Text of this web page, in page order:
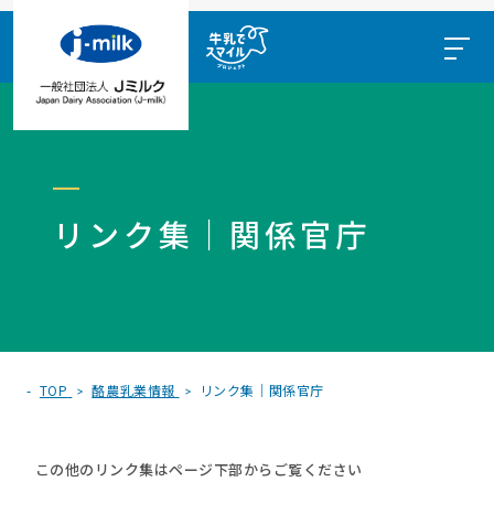
リンク集｜関係官庁
TOP 酪農乳業情報 リンク集｜関係官庁
この他のリンク集はページ下部からご覧ください